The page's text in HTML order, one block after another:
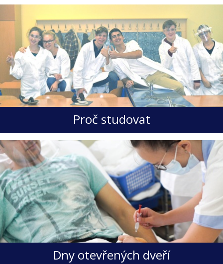
Proč studovat
Dny otevřených dveří